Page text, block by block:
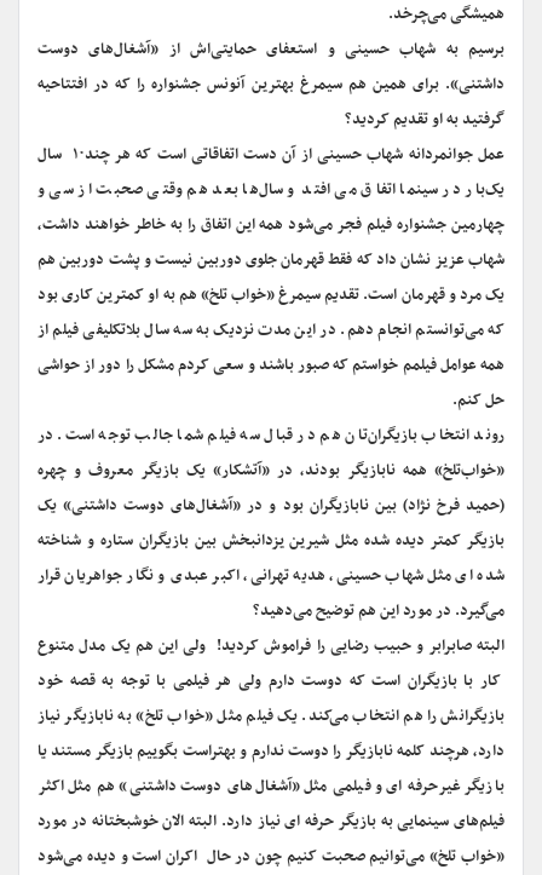
همیشگی می‌چرخد.
برسیم به شهاب حسینی و استعفای حمایتی‌اش از «آشغال‌های دوست
داشتنی». برای همین هم سیمرغ بهترین آنونس جشنواره را که در افتتاحیه
گرفتید به او تقدیم کردید؟
عمل جوانمردانه شهاب حسینی از آن دست اتفاقاتی است که هر چند۱۰ سال
یک‌بار در سینما اتفاق می افتد و سال‌ها بعد هم وقتی صحبت از سی و
چهارمین جشنواره فیلم فجر می‌شود همه این اتفاق را به خاطر خواهند داشت،
شهاب عزیز نشان داد که فقط قهرمان جلوی دوربین نیست و پشت دوربین هم
یک مرد و قهرمان است. تقدیم سیمرغ «خواب تلخ» هم به او کمترین کاری بود
که می‌توانستم انجام دهم. در این مدت نزدیک به سه سال بلاتکلیفی فیلم از
همه عوامل فیلمم خواستم که صبور باشند و سعی کردم مشکل را دور از حواشی
حل کنم.
روند انتخاب بازیگران‌تان هم در قبال سه فیلم شما جالب توجه است. در
«خواب‌تلخ» همه نابازیگر بودند، در «آتشکار» یک بازیگر معروف و چهره
(حمید فرخ نژاد) بین نابازیگران بود و در «آشغال‌های دوست داشتنی» یک
بازیگر کمتر دیده شده مثل شیرین یزدانبخش بین بازیگران ستاره و شناخته
شده ای مثل شهاب حسینی، هدیه تهرانی، اکبر عبدی و نگار جواهریان قرار
می‌گیرد. در مورد این هم توضیح می‌دهید؟
البته صابرابر و حبیب رضایی را فراموش کردید! ولی این هم یک مدل متنوع
کار با بازیگران است که دوست دارم ولی هر فیلمی با توجه به قصه خود
بازیگرانش را هم انتخاب می‌کند. یک فیلم مثل «خواب تلخ» به نابازیگر نیاز
دارد، هرچند کلمه نابازیگر را دوست ندارم و بهتراست بگوییم بازیگر مستند یا
بازیگر غیرحرفه ای و فیلمی مثل «آشغال‌های دوست داشتنی» هم مثل اکثر
فیلم‌های سینمایی به بازیگر حرفه ای نیاز دارد. البته الان خوشبختانه در مورد
«خواب تلخ» می‌توانیم صحبت کنیم چون در حال اکران است و دیده می‌شود